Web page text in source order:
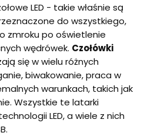
LED - takie właśnie są
do wszystkiego,
zmroku po oświetlenie
wędrówek. Czołówki
się w wielu różnych
biwakowanie, praca w
warunkach, takich jak
Wszystkie te latarki
LED, a wiele z nich